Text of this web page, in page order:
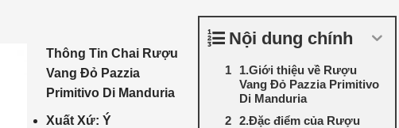
Nội dung chính
1.Giới thiệu về Rượu
Vang Đỏ Pazzia Primitivo
Di Manduria
2.Đặc điểm của Rượu
Thông Tin Chai Rượu
Vang Đỏ Pazzia
Primitivo Di Manduria
Xuất Xứ: Ý